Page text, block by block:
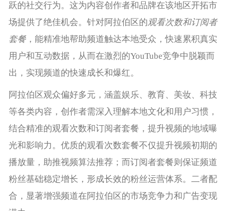
跃的社交行为。这为内容创作者和品牌在该地区开拓市
场提供了绝佳机会。针对阿拉伯区的观看次数和订阅者
套餐，能精准地帮助频道触达本地受众，快速累积真实
用户和互动数据，从而在激烈的YouTube竞争中脱颖而
出，实现频道的快速成长和爆红。
阿拉伯区观众偏好多元，涵盖娱乐、教育、美妆、科技
等各类内容，创作者需深入理解本地文化和用户习惯，
结合精准的观看次数和订阅者套餐，提升视频的地域曝
光和影响力。优质的观看次数套餐不仅提升视频初期的
播放量，助推视频算法推荐；而订阅者套餐则保证频道
粉丝基础稳定增长，形成长效的粉丝运营体系。二者配
合，显著增强频道在阿拉伯区的市场竞争力和广告变现